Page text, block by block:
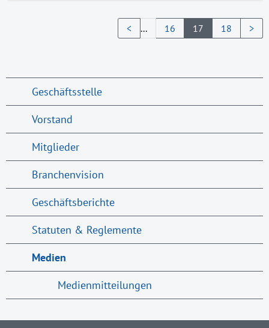
< ... 16 17 18 >
Geschäftsstelle
Vorstand
Mitglieder
Branchenvision
Geschäftsberichte
Statuten & Reglemente
Medien
Medienmitteilungen